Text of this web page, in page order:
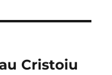
Cristoiu